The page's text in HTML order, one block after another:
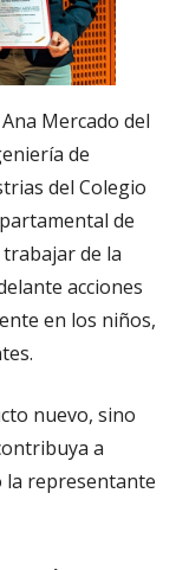
Mercado del
de
del Colegio
de
de la
acciones
en los niños,
nuevo, sino
a
la representante